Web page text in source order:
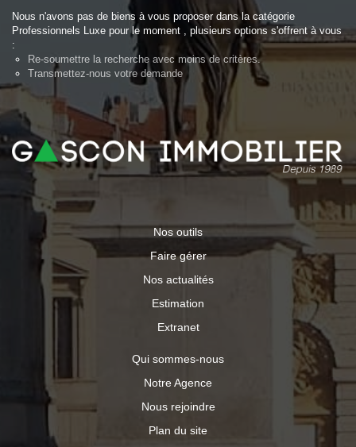
Nous n'avons pas de biens à vous proposer dans la catégorie
Professionnels Luxe pour le moment , plusieurs options s'offrent à vous
:
Re-soumettre la recherche avec moins de critères.
Transmettez-nous votre demande
Nos outils
Faire gérer
Nos actualités
Estimation
Extranet
Qui sommes-nous
Notre Agence
Nous rejoindre
Plan du site